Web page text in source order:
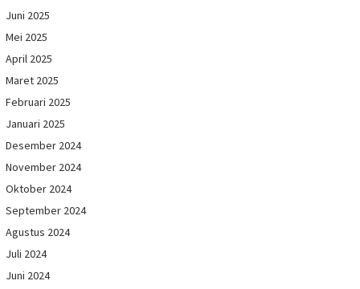
Juni 2025
Mei 2025
April 2025
Maret 2025
Februari 2025
Januari 2025
Desember 2024
November 2024
Oktober 2024
September 2024
Agustus 2024
Juli 2024
Juni 2024